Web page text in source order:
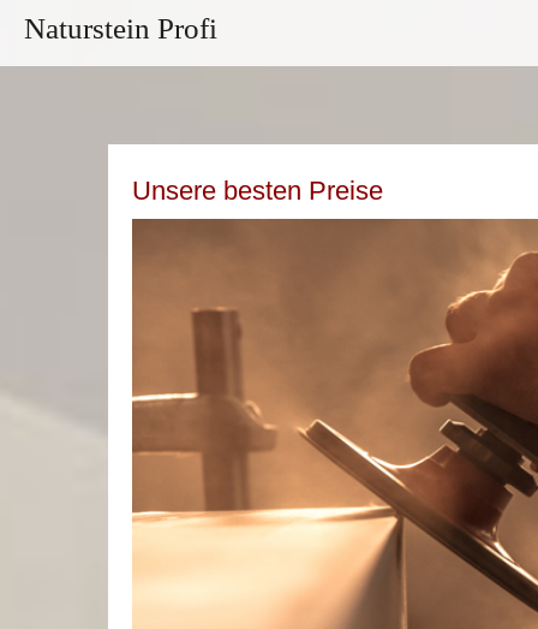
Naturstein Profi
Unsere besten Preise